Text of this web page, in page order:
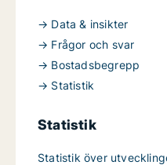
→ Data & insikter
→ Frågor och svar
→ Bostadsbegrepp
→ Statistik
Statistik
Statistik över